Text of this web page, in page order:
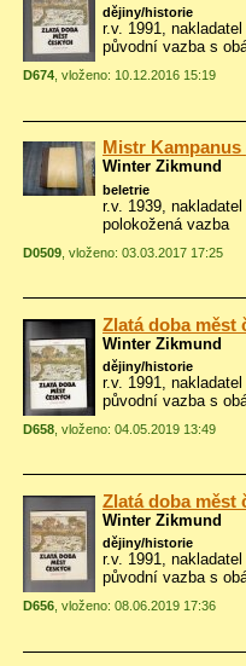
dějiny/historie
r.v. 1991, nakladatel
původní vazba s
D674 , vloženo: 10.12.2016 15:19
Mistr
Winter Zikmund
beletrie
r.v. 1939,
polokožená vazba
D0509 , vloženo: 03.03.2017 17:25
Zlatá doba měst
Winter Zikmund
dějiny/historie
r.v. 1991,
původní vazba s
D658 , vloženo: 04.05.2019 13:49
Zlatá doba měst
Winter Zikmund
dějiny/historie
r.v. 1991,
původní vazba s
D656 , vloženo: 08.06.2019 17:36